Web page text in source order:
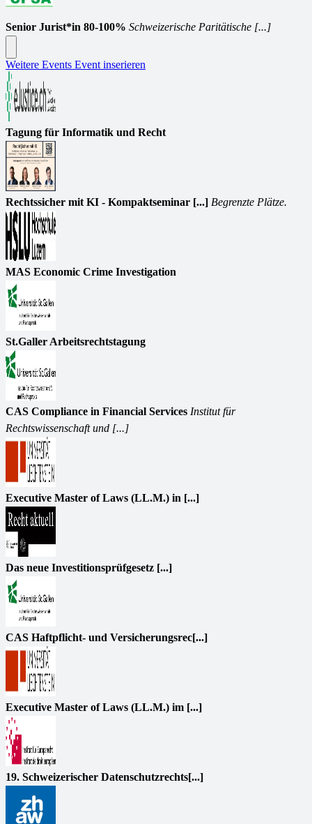
Senior Jurist*in 80-100% Schweizerische Paritätische [...]
Weitere Events Event inserieren
Tagung für Informatik und Recht
Rechtssicher mit KI - Kompaktseminar [...] Begrenzte Plätze.
MAS Economic Crime Investigation
St.Galler Arbeitsrechtstagung
CAS Compliance in Financial Services Institut für
Rechtswissenschaft und [...]
Executive Master of Laws (LL.M.) in [...]
Das neue Investitionsprüfgesetz [...]
CAS Haftpflicht- und Versicherungsrec[...]
Executive Master of Laws (LL.M.) im [...]
19. Schweizerischer Datenschutzrechts[...]